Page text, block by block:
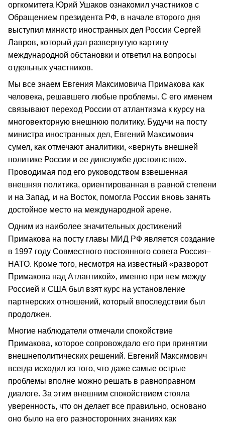
оргкомитета Юрий Ушаков ознакомил участников с
Обращением президента РФ, в начале второго дня
выступил министр иностранных дел России Сергей
Лавров, который дал развернутую картину
международной обстановки и ответил на вопросы
отдельных участников.
Мы все знаем Евгения Максимовича Примакова как
человека, решавшего любые проблемы. С его именем
связывают переход России от атлантизма к курсу на
многовекторную внешнюю политику. Будучи на посту
министра иностранных дел, Евгений Максимович
сумел, как отмечают аналитики, «вернуть внешней
политике России и ее дипслужбе достоинство».
Проводимая под его руководством взвешенная
внешняя политика, ориентированная в равной степени
и на Запад, и на Восток, помогла России вновь занять
достойное место на международной арене.
Одним из наиболее значительных достижений
Примакова на посту главы МИД РФ является создание
в 1997 году Совместного постоянного совета Россия–
НАТО. Кроме того, несмотря на известный «разворот
Примакова над Атлантикой», именно при нем между
Россией и США был взят курс на установление
партнерских отношений, который впоследствии был
продолжен.
Многие наблюдатели отмечали спокойствие
Примакова, которое сопровождало его при принятии
внешнеполитических решений. Евгений Максимович
всегда исходил из того, что даже самые острые
проблемы вполне можно решать в равноправном
диалоге. За этим внешним спокойствием стояла
уверенность, что он делает все правильно, основано
оно было на его разносторонних знаниях как